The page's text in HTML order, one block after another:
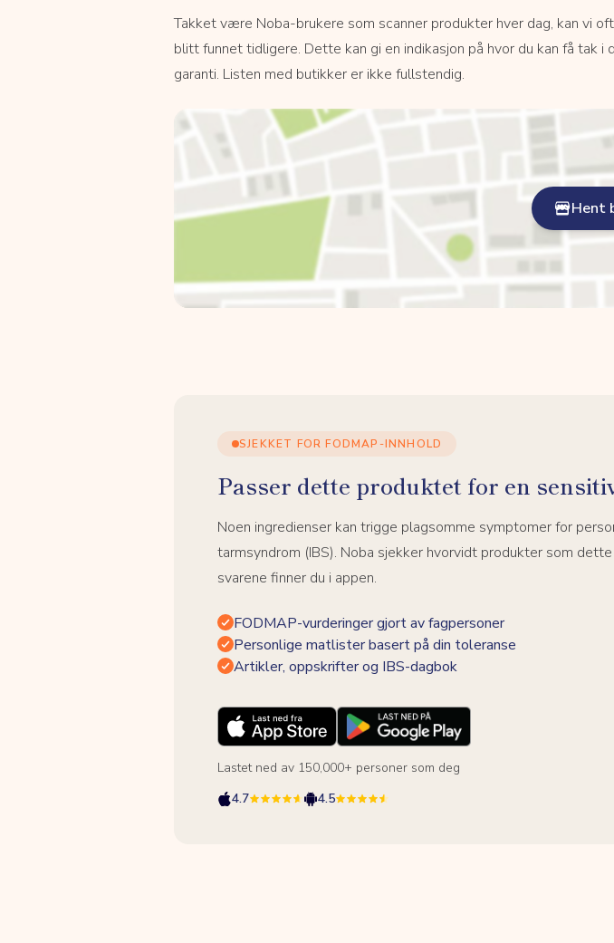
Takket være Noba-brukere som scanner produkter hver dag, kan vi
blitt funnet tidligere. Dette kan gi en indikasjon på hvor du kan få tak i
garanti. Listen med butikker er ikke fullstendig.
Hent
SJEKKET FOR FODMAP-INNHOLD
Passer dette produktet for en
Noen ingredienser kan trigge plagsomme symptomer for
tarmsyndrom (IBS). Noba sjekker hvorvidt produkter som
svarene finner du i appen.
FODMAP-vurderinger gjort av fagpersoner
Personlige matlister basert på din toleranse
Artikler, oppskrifter og IBS-dagbok
Lastet ned av 150,000+ personer som deg
4.7
4.5